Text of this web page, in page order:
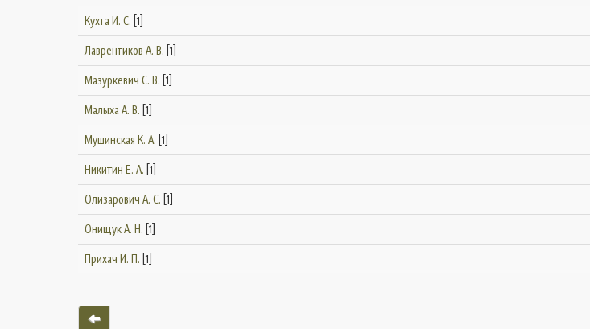
Кухта И. С. [1]
Лаврентиков А. В. [1]
Мазуркевич С. В. [1]
Малыха А. В. [1]
Мушинская К. А. [1]
Никитин Е. А. [1]
Олизарович А. С. [1]
Онищук А. Н. [1]
Прихач И. П. [1]